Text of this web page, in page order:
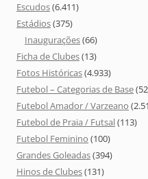
Escudos(6.411)
Estádios(375)
Inaugurações(66)
Ficha de Clubes(13)
Fotos Históricas(4.933)
Futebol – Categorias de Base
Futebol Amador / Varzeano
Futebol de Praia / Futsal(113)
Futebol Feminino (100)
Grandes Goleadas(394)
Hinos de Clubes(131)